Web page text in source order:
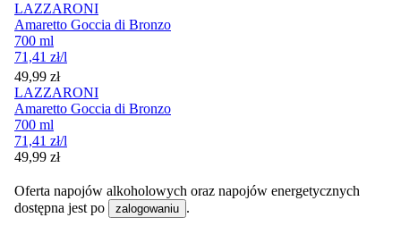
LAZZARONI
Amaretto Goccia di Bronzo
700 ml
71,41 zł/l
Cena
49,99 zł
LAZZARONI
Amaretto Goccia di Bronzo
700 ml
71,41 zł/l
Cena
49,99 zł
Oferta napojów alkoholowych oraz napojów energetycznych
dostępna jest po
zalogowaniu .